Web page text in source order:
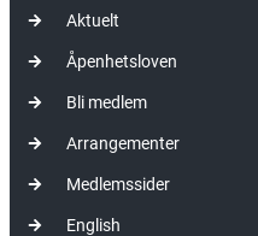
Aktuelt
Åpenhetsloven
Bli medlem
Arrangementer
Medlemssider
English